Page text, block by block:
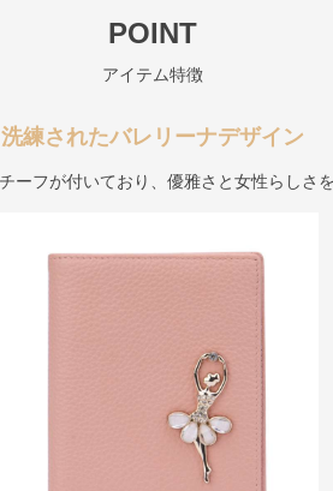
POINT
アイテム特徴
洗練されたバレリーナデザイン
ーフが付いており、優雅さと女性らしさを